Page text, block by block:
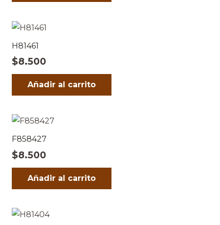
H81461
$8.500
Añadir al carrito
F858427
$8.500
Añadir al carrito